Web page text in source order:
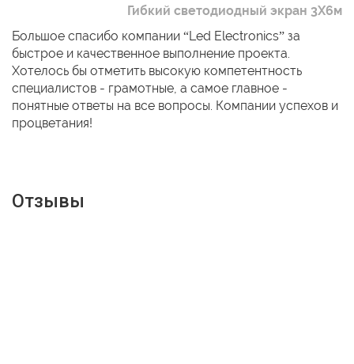
Гибкий светодиодный экран 3Х6м
Большое спасибо компании “Led Electronics” за
быстрое и качественное выполнение проекта.
Хотелось бы отметить высокую компетентность
специалистов - грамотные, а самое главное -
понятные ответы на все вопросы. Компании успехов и
процветания!
Отзывы